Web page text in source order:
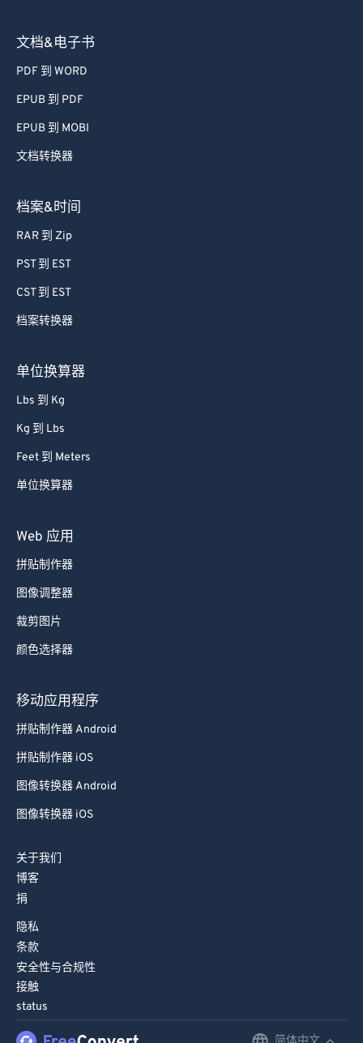
文档&电子书
PDF 到 WORD
EPUB 到 PDF
EPUB 到 MOBI
文档转换器
档案&时间
RAR 到 Zip
PST 到 EST
CST 到 EST
档案转换器
单位换算器
Lbs 到 Kg
Kg 到 Lbs
Feet 到 Meters
单位换算器
Web 应用
拼贴制作器
图像调整器
裁剪图片
颜色选择器
移动应用程序
拼贴制作器 Android
拼贴制作器 iOS
图像转换器 Android
图像转换器 iOS
关于我们
博客
捐
隐私
条款
安全性与合规性
接触
status